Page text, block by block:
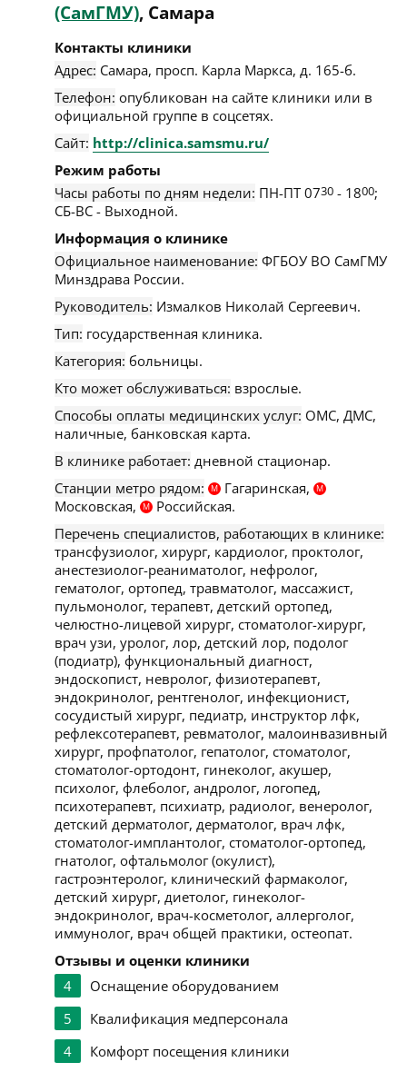
(СамГМУ), Самара
Контакты клиники
Адрес: Самара, просп. Карла Маркса, д. 165-б.
Телефон: опубликован на сайте клиники или в
официальной группе в соцсетях.
Сайт: http://clinica.samsmu.ru/
Режим работы
Часы работы по дням недели: ПН-ПТ 0730 - 1800;
СБ-ВС - Выходной.
Информация о клинике
Официальное наименование: ФГБОУ ВО СамГМУ
Минздрава России.
Руководитель: Измалков Николай Сергеевич.
Тип: государственная клиника.
Категория: больницы.
Кто может обслуживаться: взрослые.
Способы оплаты медицинских услуг: ОМС, ДМС,
наличные, банковская карта.
В клинике работает: дневной стационар.
Станции метро рядом:
М Гагаринская, М
Московская, М
Российская.
Перечень специалистов, работающих в клинике:
трансфузиолог, хирург, кардиолог, проктолог,
анестезиолог-реаниматолог, нефролог,
гематолог, ортопед, травматолог, массажист,
пульмонолог, терапевт, детский ортопед,
челюстно-лицевой хирург, стоматолог-хирург,
врач узи, уролог, лор, детский лор, подолог
(подиатр), функциональный диагност,
эндоскопист, невролог, физиотерапевт,
эндокринолог, рентгенолог, инфекционист,
сосудистый хирург, педиатр, инструктор лфк,
рефлексотерапевт, ревматолог, малоинвазивный
хирург, профпатолог, гепатолог, стоматолог,
стоматолог-ортодонт, гинеколог, акушер,
психолог, флеболог, андролог, логопед,
психотерапевт, психиатр, радиолог, венеролог,
детский дерматолог, дерматолог, врач лфк,
стоматолог-имплантолог, стоматолог-ортопед,
гнатолог, офтальмолог (окулист),
гастроэнтеролог, клинический фармаколог,
детский хирург, диетолог, гинеколог-
эндокринолог, врач-косметолог, аллерголог,
иммунолог, врач общей практики, остеопат.
Отзывы и оценки клиники
4
Оснащение оборудованием
5
Квалификация медперсонала
4
Комфорт посещения клиники